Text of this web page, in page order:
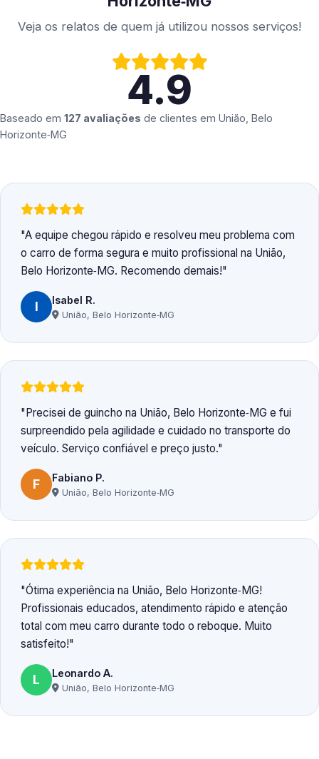
Veja os relatos de quem já utilizou nossos serviços!
4.9
Baseado em 127 avaliações de clientes em União, Belo
Horizonte‑MG
A equipe chegou rápido e resolveu meu problema com
o carro de forma segura e muito profissional na União,
Belo Horizonte‑MG. Recomendo demais!
I Isabel R.
União, Belo Horizonte‑MG
Precisei de guincho na União, Belo Horizonte‑MG e fui
surpreendido pela agilidade e cuidado no transporte do
veículo. Serviço confiável e preço justo.
F Fabiano P.
União, Belo Horizonte‑MG
Ótima experiência na União, Belo Horizonte‑MG!
Profissionais educados, atendimento rápido e atenção
total com meu carro durante todo o reboque. Muito
satisfeito!
L Leonardo A.
União, Belo Horizonte‑MG